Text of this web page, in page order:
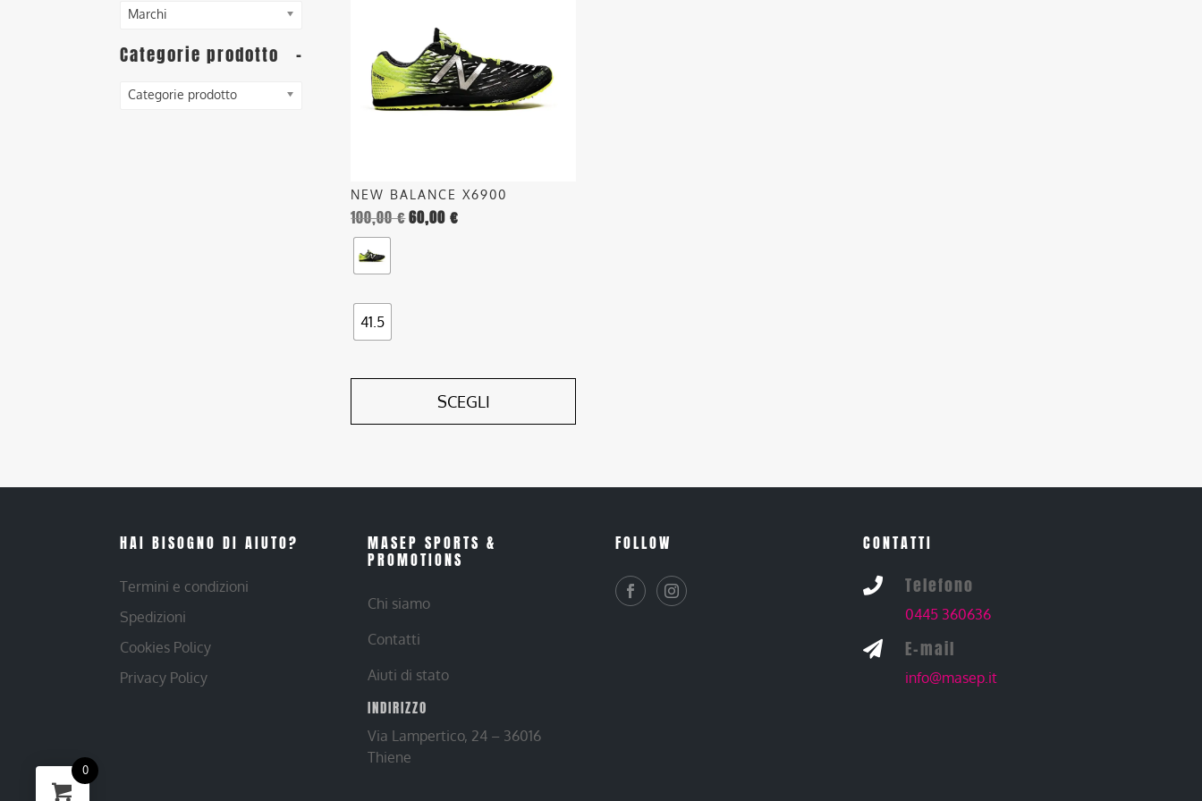
Marchi
Categorie prodotto -
Categorie prodotto
NEW BALANCE X6900
100,00€60,00€
41.5
SCEGLI
varianti.
opzioni
possono
pagina
del
prodotto
HAI BISOGNO DI AIUTO?
Termini e condizioni
Spedizioni
Cookies Policy
Privacy Policy
MASEP SPORTS &
PROMOTIONS
Chi siamo
Contatti
Aiuti di stato
INDIRIZZO
Via Lampertico, 24 – 36016
Thiene
FOLLOW CONTATTI
 Telefono
0445 360636
 E-mail
info@masep.it
0